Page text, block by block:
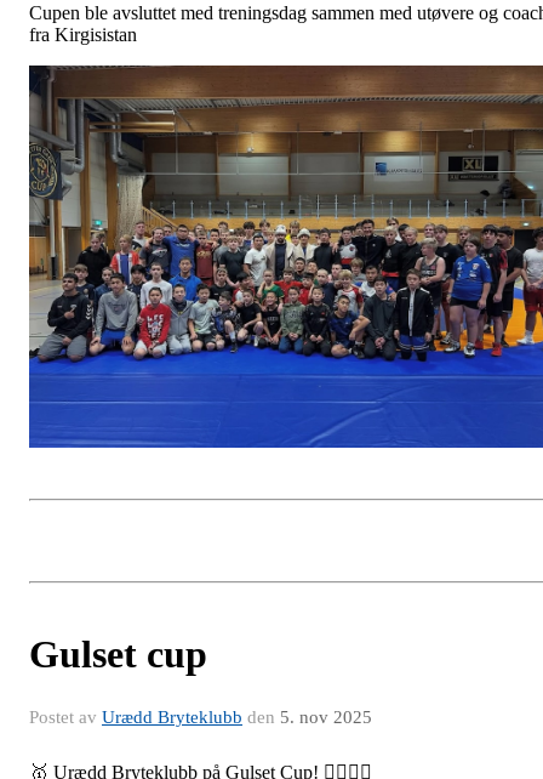
Cupen ble avsluttet med treningsdag sammen med utøvere og
fra Kirgisistan
Gulset cup
Postet av Urædd Bryteklubb den 5. nov 2025
🥇 Urædd Bryteklubb på Gulset Cup! 🤼‍♀️🤼‍♂️